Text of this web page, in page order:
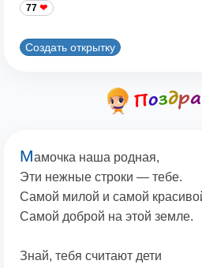
77
Создать открытку
Мамочка наша родная,
Эти нежные строки — тебе.
Самой милой и самой
Самой доброй на этой земле.
Знай, тебя считают дети